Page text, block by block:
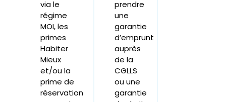
via le
régime
MOI, les
primes
Habiter
Mieux
et/ou la
prime de
réservation
prendre
une
garantie
d’emprunt
auprès
de la
CGLLS
ou une
garantie